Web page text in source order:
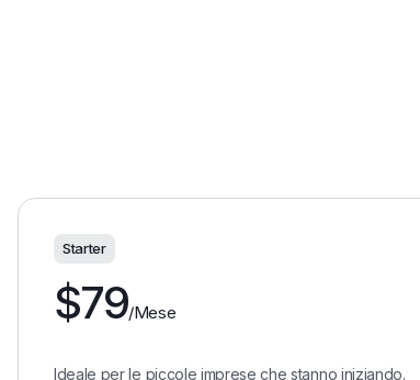
Starter
$79/Mese
Ideale per le piccole imprese che stanno iniziando.